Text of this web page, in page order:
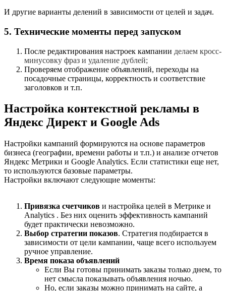
И другие варианты делений в зависимости от целей и задач.
5. Технические моменты перед запуском
После редактирования настроек кампании делаем кросс-
минусовку фраз и удаление дублей;
Проверяем отображение объявлений, переходы на
посадочные страницы, корректность и соответствие
заголовков и т.п.
Настройка контекстной рекламы в
Яндекс Директ и Google Ads
Настройки кампаний формируются на основе параметров
бизнеса (географии, времени работы и т.п.) и анализе отчетов
Яндекс Метрики и Google Analytics. Если статистики еще нет,
то используются базовые параметры.
Настройки включают следующие моменты:
Привязка счетчиков и настройка целей в Метрике и
Analytics . Без них оценить эффективность кампаний
будет практически невозможно.
Выбор стратегии показов. Стратегия подбирается в
зависимости от цели кампании, чаще всего используем
ручное управление.
Время показа объявлений
Если Вы готовы принимать заказы только днем, то
нет смысла показывать объявления ночью.
Но, если заказы можно принимать на сайте, а